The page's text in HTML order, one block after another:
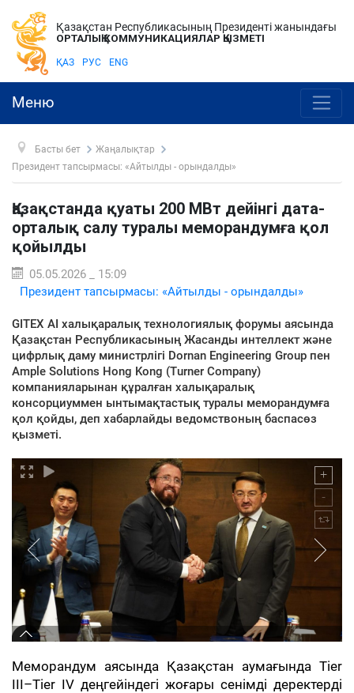
Қазақстан Республикасының Президенті жанындағы
ОРТАЛЫҚ КОММУНИКАЦИЯЛАР ҚЫЗМЕТІ
ҚАЗ РУС ENG
Меню
Басты бет
Жаңалықтар
Президент тапсырмасы: «Айтылды - орындалды»
Қазақстанда қуаты 200 МВт дейінгі дата-
орталық салу туралы меморандумға қол
қойылды
05.05.2026 _ 15:09
Президент тапсырмасы: «Айтылды - орындалды»
GITEX AI халықаралық технологиялық форумы аясында
Қазақстан Республикасының Жасанды интеллект және
цифрлық даму министрлігі Dornan Engineering Group пен
Ample Solutions Hong Kong (Turner Company)
компанияларынан құралған халықаралық
консорциуммен ынтымақтастық туралы меморандумға
қол қойды, деп хабарлайды ведомствоның баспасөз
қызметі.
Меморандум аясында Қазақстан аумағында Tier
III–Tier IV деңгейіндегі жоғары сенімді деректерді